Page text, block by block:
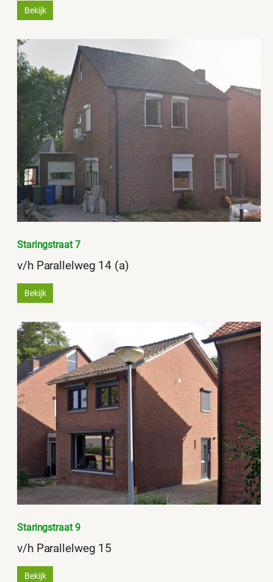
Bekijk
Staringstraat 7
v/h Parallelweg 14 (a)
Bekijk
Staringstraat 9
v/h Parallelweg 15
Bekijk